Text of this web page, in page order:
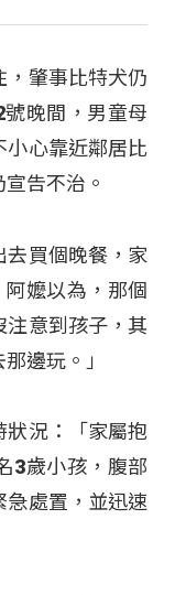
，肇事比特犬仍
晚間，男童母
小心靠近鄰居比
告不治。
去買個晚餐，家
嬤以為，那個
注意到孩子，其
邊玩。」
狀況：「家屬抱
3歲小孩，腹部
急處置，並迅速